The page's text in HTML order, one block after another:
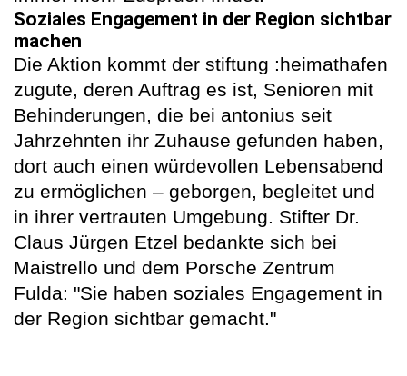
Soziales Engagement in der Region sichtbar
machen
Die Aktion kommt der stiftung :heimathafen
zugute, deren Auftrag es ist, Senioren mit
Behinderungen, die bei antonius seit
Jahrzehnten ihr Zuhause gefunden haben,
dort auch einen würdevollen Lebensabend
zu ermöglichen – geborgen, begleitet und
in ihrer vertrauten Umgebung. Stifter Dr.
Claus Jürgen Etzel bedankte sich bei
Maistrello und dem Porsche Zentrum
Fulda: "Sie haben soziales Engagement in
der Region sichtbar gemacht."